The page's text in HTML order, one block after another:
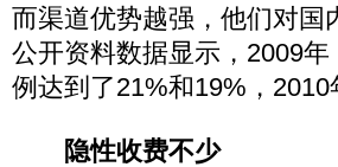
而渠道优势越强，他们对国
公开资料数据显示，2009
例达到了21%和19%，
隐性收费不少